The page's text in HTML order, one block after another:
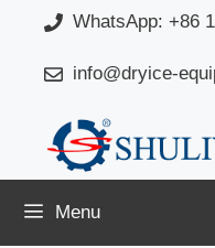
WhatsApp: +86
info@dryice-
Menu